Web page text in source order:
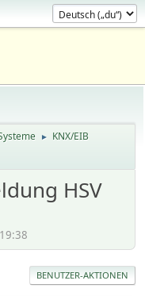
► KNX/EIB
HSV
BENUTZER-AKTIONEN